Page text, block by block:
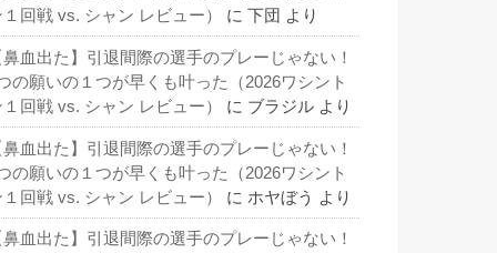
１回戦 vs. シャン レビュー）
に 下団 より
鼻血出た】引退間際の選手のプレーじゃない！
の願いの１つが早くも叶った（2026ワシント
１回戦 vs. シャン レビュー）
に ブラジル より
鼻血出た】引退間際の選手のプレーじゃない！
の願いの１つが早くも叶った（2026ワシント
１回戦 vs. シャン レビュー）
に ホヤぼう より
鼻血出た】引退間際の選手のプレーじゃない！